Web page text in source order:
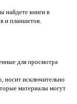
найдете книги в
и планшетов.
для просмотра
носит исключительно
материалы могут